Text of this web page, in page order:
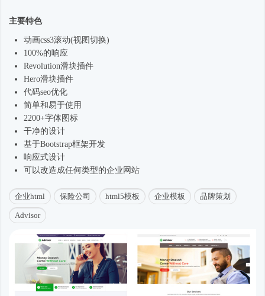
主要特色
动画css3滚动(视图切换)
100%的响应
Revolution滑块插件
Hero滑块插件
代码seo优化
简单和易于使用
2200+字体图标
干净的设计
基于Bootstrap框架开发
响应式设计
可以改造成任何类型的企业网站
企业html 保险公司 html5模板 企业模板 品牌策划
Advisor